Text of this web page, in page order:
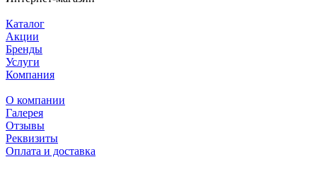
Каталог
Акции
Бренды
Услуги
Компания
О компании
Галерея
Отзывы
Реквизиты
Оплата и доставка